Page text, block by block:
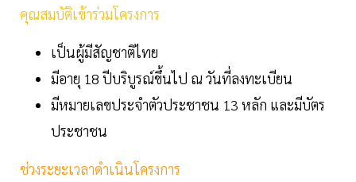
คุณสมบัติเข้าร่วมโครงการ
เป็นผู้มีสัญชาติไทย
มีอายุ 18 ปีบริบูรณ์ขึ้นไป ณ วันที่ลงทะเบียน
มีหมายเลขประจำตัวประชาชน 13 หลัก และมีบัตร
ประชาชน
ช่วงระยะเวลาดำเนินโครงการ